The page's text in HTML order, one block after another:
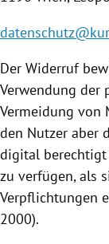
Der Widerruf
Verwendung der
Vermeidung von
den Nutzer aber
digital
zu verfügen, als
Verpflichtungen
2000).